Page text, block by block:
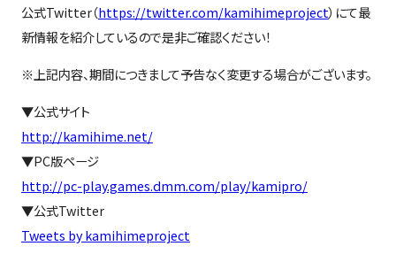
公式Twitter（https://twitter.com/kamihimeproject）にて最
新情報を紹介しているので是非ご確認ください！
※上記内容、期間につきまして予告なく変更する場合がございます。
▼公式サイト
http://kamihime.net/
▼PC版ページ
http://pc-play.games.dmm.com/play/kamipro/
▼公式Twitter
Tweets by kamihimeproject